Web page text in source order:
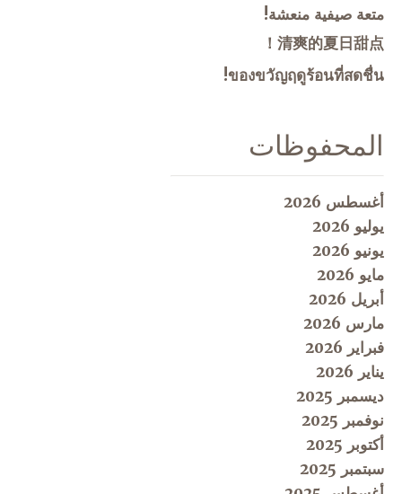
متعة صيفية منعشة!
清爽的夏日甜点！
ของขวัญฤดูร้อนที่สดชื่น!
المحفوظات
أغسطس 2026
يوليو 2026
يونيو 2026
مايو 2026
أبريل 2026
مارس 2026
فبراير 2026
يناير 2026
ديسمبر 2025
نوفمبر 2025
أكتوبر 2025
سبتمبر 2025